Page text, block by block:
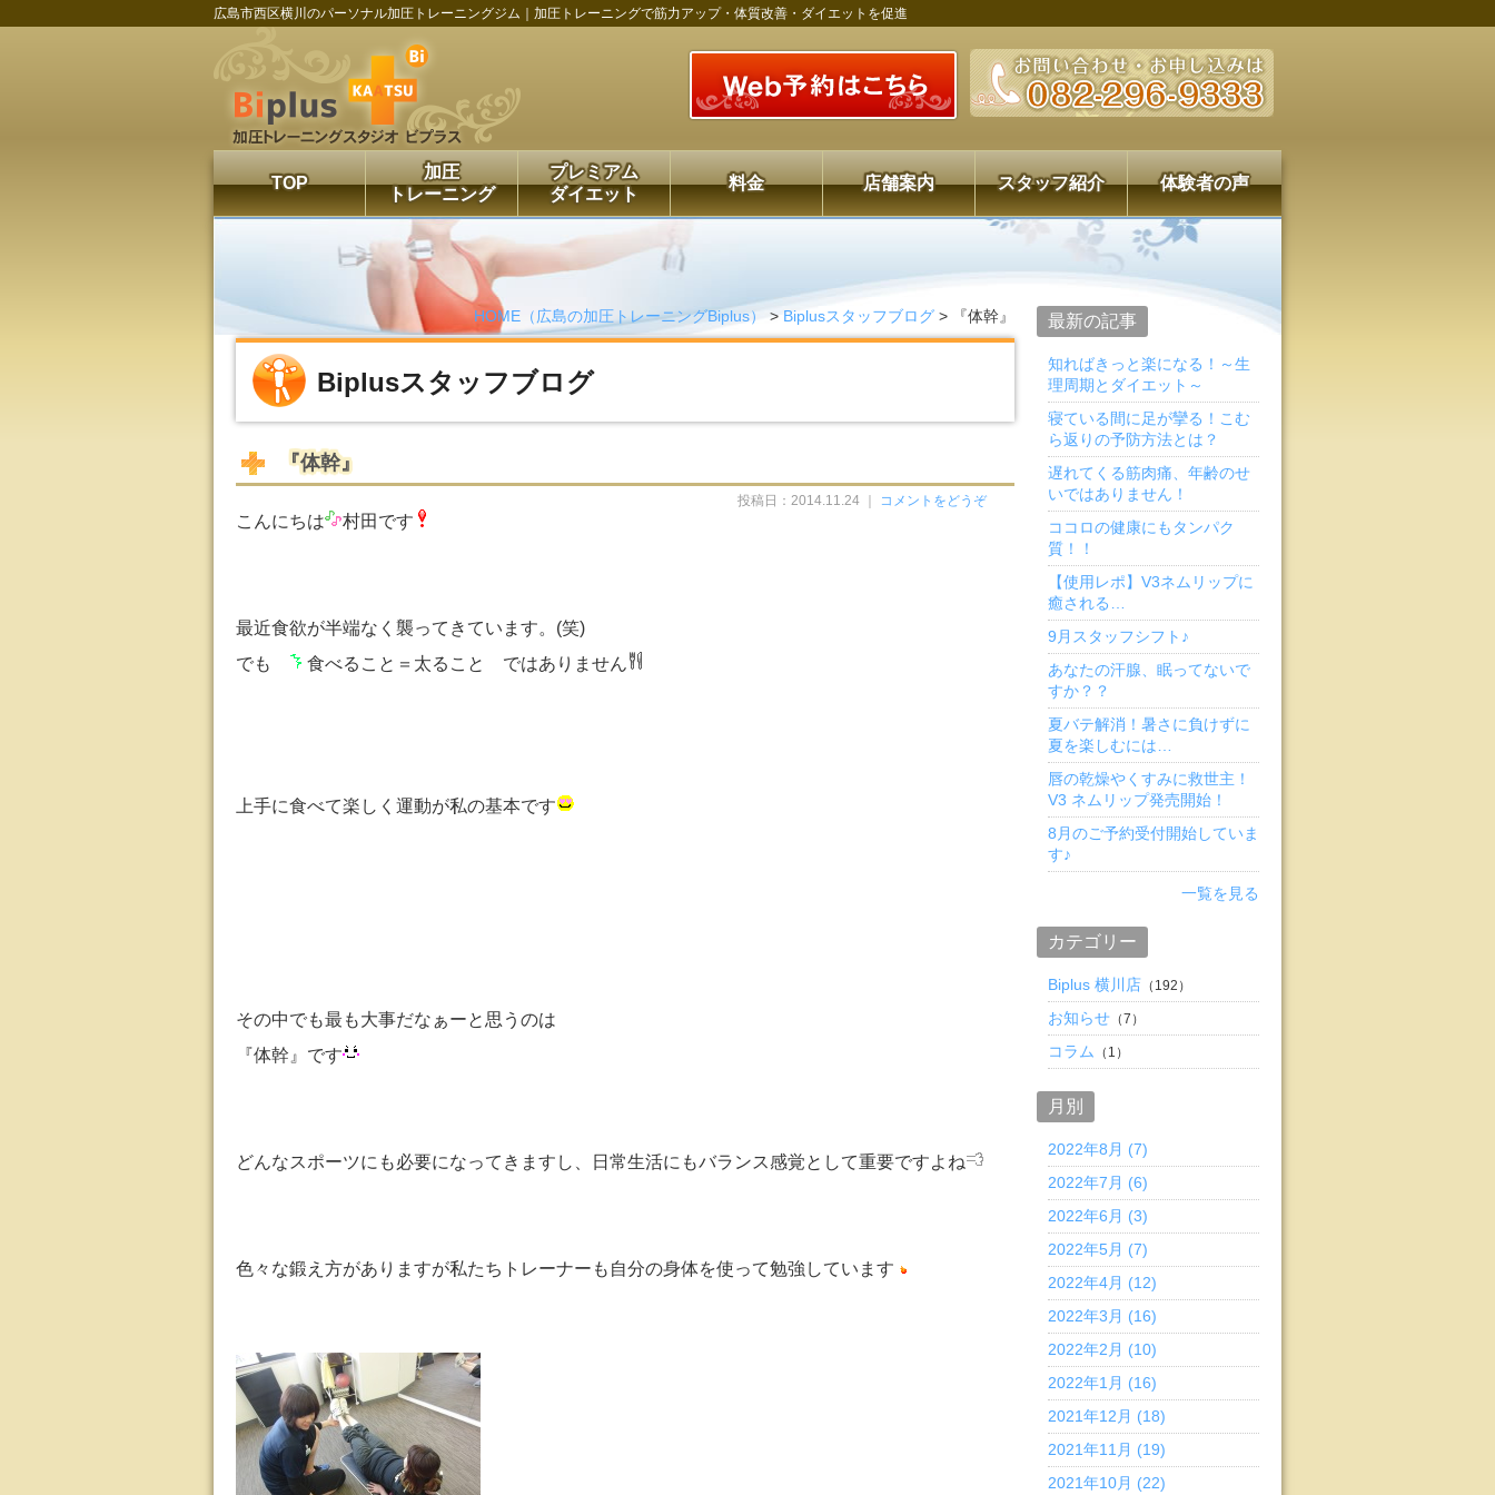
広島市西区横川のパーソナル加圧トレーニングジム｜加圧トレーニングで筋力アップ・体質改善・ダイエットを促進
TOP
加圧
トレーニング
プレミアム
ダイエット
料金 店舗案内 スタッフ紹介 体験者の声
HOME（広島の加圧トレーニングBiplus） > Biplusスタッフブログ > 『体幹』
Biplusスタッフブログ
『体幹』
投稿日：2014.11.24 ｜ コメントをどうぞ
こんにちは 村田です
最近食欲が半端なく襲ってきています。(笑)
でも
食べること＝太ること ではありません
上手に食べて楽しく運動が私の基本です
その中でも最も大事だなぁーと思うのは
『体幹』です
どんなスポーツにも必要になってきますし、日常生活にもバランス感覚として重要ですよね
色々な鍛え方がありますが私たちトレーナーも自分の身体を使って勉強しています
最新の記事
知ればきっと楽になる！～生
理周期とダイエット～
寝ている間に足が攣る！こむ
ら返りの予防方法とは？
遅れてくる筋肉痛、年齢のせ
いではありません！
ココロの健康にもタンパク
質！！
【使用レポ】V3ネムリップに
癒される…
9月スタッフシフト♪
あなたの汗腺、眠ってないで
すか？？
夏バテ解消！暑さに負けずに
夏を楽しむには…
唇の乾燥やくすみに救世主！
V3 ネムリップ発売開始！
8月のご予約受付開始していま
す♪
一覧を見る
カテゴリー
Biplus 横川店 （192）
お知らせ （7）
コラム （1）
月別
2022年8月 (7)
2022年7月 (6)
2022年6月 (3)
2022年5月 (7)
2022年4月 (12)
2022年3月 (16)
2022年2月 (10)
2022年1月 (16)
2021年12月 (18)
2021年11月 (19)
2021年10月 (22)